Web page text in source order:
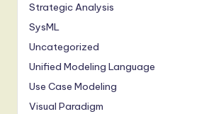
Strategic Analysis
SysML
Uncategorized
Unified Modeling Language
Use Case Modeling
Visual Paradigm